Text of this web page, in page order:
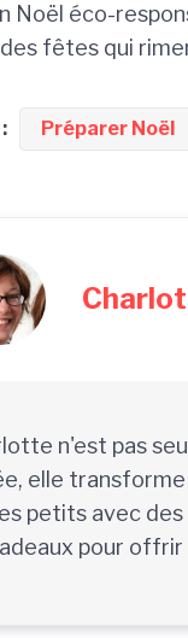
Noël éco-
des fêtes qui
Préparer Noël
n'est pas
elle
petits avec
pour offrir